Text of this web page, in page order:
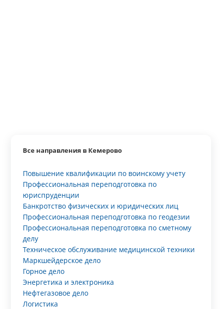
Все направления в Кемерово
Повышение квалификации по воинскому учету
Профессиональная переподготовка по
юриспруденции
Банкротство физических и юридических лиц
Профессиональная переподготовка по геодезии
Профессиональная переподготовка по сметному
делу
Техническое обслуживание медицинской техники
Маркшейдерское дело
Горное дело
Энергетика и электроника
Нефтегазовое дело
Логистика